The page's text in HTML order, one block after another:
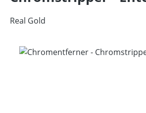
Real Gold
Bildergalerie überspringen